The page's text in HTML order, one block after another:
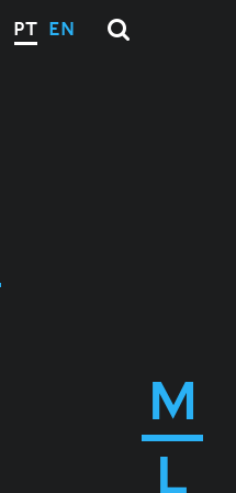
M
L
PT EN